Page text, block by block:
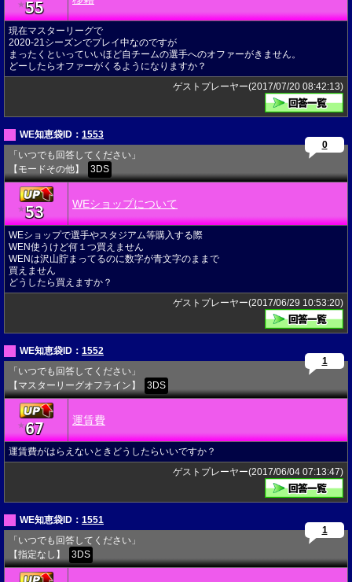
★55
現在マスターリーグで
2020-21シーズンでプレイ中なのですが
まったくといっていいほど自チームの選手へのオファーがきません。
どーしたらオファーがくるようになりますか？
ゲストプレーヤー(2017/07/20 08:42:13)
WE知恵袋ID： 1553
「いつでも回答してください」
【モードその他】
3DS
0
★53 WEショップについて
WEショップで選手やスタジアム等購入する際
WEN使うけど何１つ買えません
WENは沢山貯まってるのに数字が青文字のままで
買えません
どうしたら買えますか？
ゲストプレーヤー(2017/06/29 10:53:20)
WE知恵袋ID： 1552
「いつでも回答してください」
【マスターリーグオフライン】
3DS
1
★67 運賃費
運賃費がはらえないときどうしたらいいですか？
ゲストプレーヤー(2017/06/04 07:13:47)
WE知恵袋ID： 1551
「いつでも回答してください」
【指定なし】
3DS
1